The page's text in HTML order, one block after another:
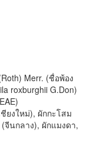
Merr. (ชื่อพ้อง
roxburghii G.Don)
ยงใหม่), ผักกะโสม
จีนกลาง), ผักแมงดา,